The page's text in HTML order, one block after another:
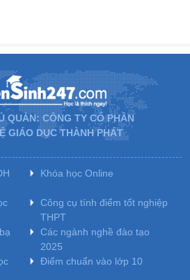
QUẢN: CÔNG TY CỔ PHẦN
GIÁO DỤC THÀNH PHÁT
Khóa học Online
Công cụ tính điểm tốt nghiệp
THPT
Các ngành nghề đào tạo
2025
Điểm chuẩn vào lớp 10